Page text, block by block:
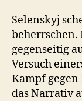
Selenskyj
beherrschen.
gegenseitig
Versuch
Kampf
das Narrativ